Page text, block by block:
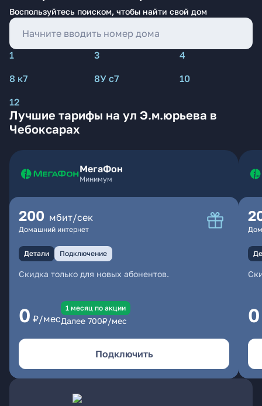
Воспользуйтесь поиском, чтобы найти свой дом
1 3
4
8 к7
8У с7
10
12
Лучшие тарифы на ул Э.м.юрьева в
Чебоксарах
МегаФон
Минимум
200 мбит/сек
Домашний интернет
Детали Подключение
Скидка только для новых абонентов.
0 ₽/мес
1 месяц по акции
Далее 700₽/мес
Подключить
0